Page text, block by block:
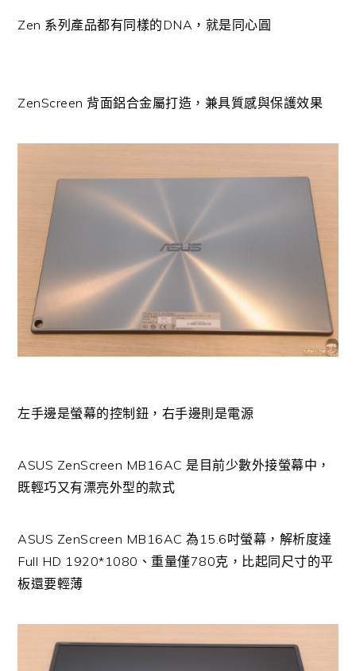
Zen 系列產品都有同樣的DNA，就是同心圓
ZenScreen 背面鋁合金屬打造，兼具質感與保護效果
左手邊是螢幕的控制鈕，右手邊則是電源
ASUS ZenScreen MB16AC 是目前少數外接螢幕中，
既輕巧又有漂亮外型的款式
ASUS ZenScreen MB16AC 為15.6吋螢幕，解析度達
Full HD 1920*1080、重量僅780克，比起同尺寸的平
板還要輕薄